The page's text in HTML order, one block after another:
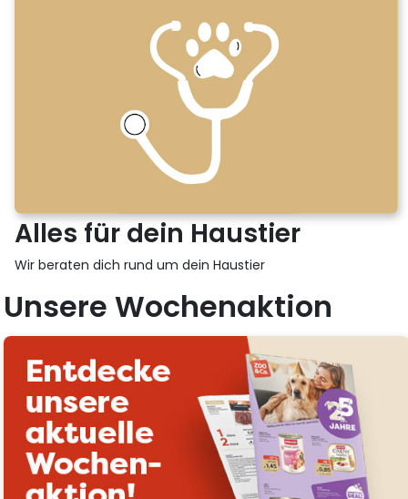
Alles für dein Haustier
Wir beraten dich rund um dein Haustier
Unsere Wochenaktion